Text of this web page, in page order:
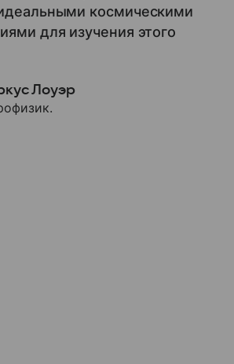
космическими
для изучения этого
Лоуэр